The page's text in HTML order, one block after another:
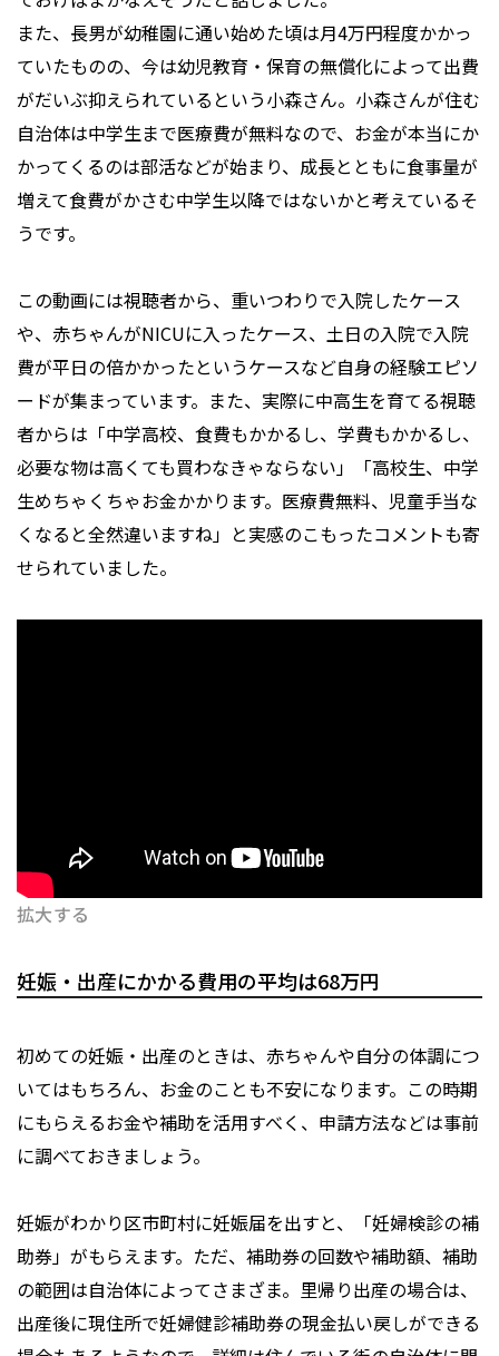
また、長男が幼稚園に通い始めた頃は月4万円程度かかっ
ていたものの、今は幼児教育・保育の無償化によって出費
がだいぶ抑えられているという小森さん。小森さんが住む
自治体は中学生まで医療費が無料なので、お金が本当にか
かってくるのは部活などが始まり、成長とともに食事量が
増えて食費がかさむ中学生以降ではないかと考えているそ
うです。
この動画には視聴者から、重いつわりで入院したケース
や、赤ちゃんがNICUに入ったケース、土日の入院で入院
費が平日の倍かかったというケースなど自身の経験エピソ
ードが集まっています。また、実際に中高生を育てる視聴
者からは「中学高校、食費もかかるし、学費もかかるし、
必要な物は高くても買わなきゃならない」「高校生、中学
生めちゃくちゃお金かかります。医療費無料、児童手当な
くなると全然違いますね」と実感のこもったコメントも寄
せられていました。
拡大する
妊娠・出産にかかる費用の平均は68万円
初めての妊娠・出産のときは、赤ちゃんや自分の体調につ
いてはもちろん、お金のことも不安になります。この時期
にもらえるお金や補助を活用すべく、申請方法などは事前
に調べておきましょう。
妊娠がわかり区市町村に妊娠届を出すと、「妊婦検診の補
助券」がもらえます。ただ、補助券の回数や補助額、補助
の範囲は自治体によってさまざま。里帰り出産の場合は、
出産後に現住所で妊婦健診補助券の現金払い戻しができる